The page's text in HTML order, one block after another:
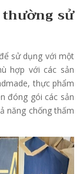
sử
sử dụng với một
hợp với các sản
thực phẩm
đóng gói các sản
năng chống thấm